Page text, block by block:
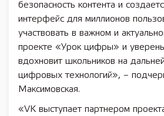
безопасность контента и
интерфейс для миллионов
участвовать в важном и
проекте «Урок цифры» и
вдохновит школьников на
цифровых технологий», –
Максимовская.
«VK выступает партнером